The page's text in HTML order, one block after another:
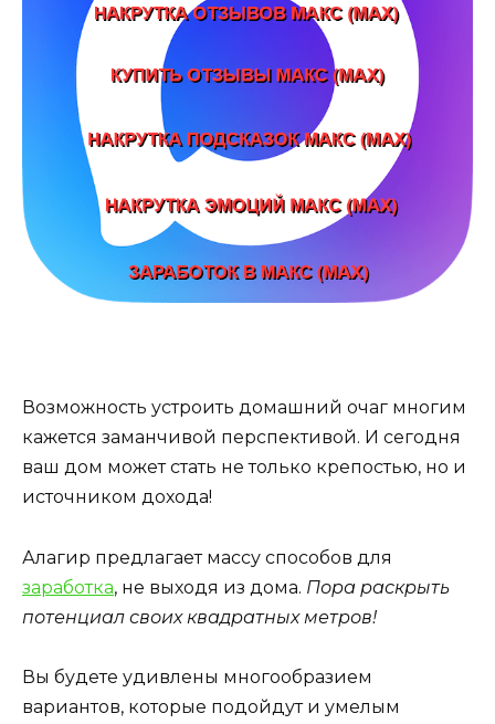
Возможность устроить домашний очаг многим
кажется заманчивой перспективой. И сегодня
ваш дом может стать не только крепостью, но и
источником дохода!
Алагир предлагает массу способов для
заработка, не выходя из дома. Пора раскрыть
потенциал своих квадратных метров!
Вы будете удивлены многообразием
вариантов, которые подойдут и умелым